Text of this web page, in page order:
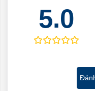
5.0